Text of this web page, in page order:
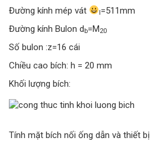
Đường kính mép vát
=511mm
Đường kính Bulon d b=M20
Số bulon :z=16 cái
Chiều cao bích: h = 20 mm
Khối lượng bích:
Tính mặt bích nối ống dẫn và thiết bị